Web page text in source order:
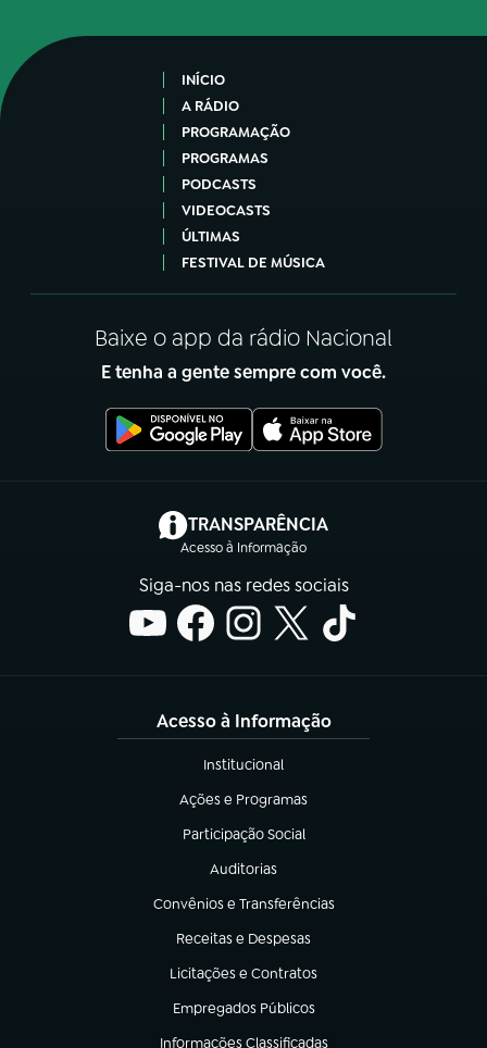
INÍCIO
A RÁDIO
PROGRAMAÇÃO
PROGRAMAS
PODCASTS
VIDEOCASTS
ÚLTIMAS
FESTIVAL DE MÚSICA
Baixe o app da rádio Nacional
E tenha a gente sempre com você.
TRANSPARÊNCIA
Acesso à Informação
(abre em nova aba)
Siga-nos nas redes sociais
Acesso à Informação
Institucional
(abre em nova aba)
Ações e Programas
(abre em nova aba)
Participação Social
(abre em nova aba)
Auditorias
(abre em nova aba)
Convênios e Transferências
(abre em nova aba)
Receitas e Despesas
(abre em nova aba)
Licitações e Contratos
(abre em nova aba)
Empregados Públicos
(abre em nova aba)
Informações Classificadas